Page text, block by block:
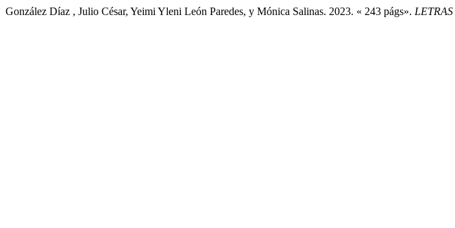
González Díaz , Julio César, Yeimi Yleni León Paredes, y Mónica Salinas. 2023. « 243 págs». LETRAS